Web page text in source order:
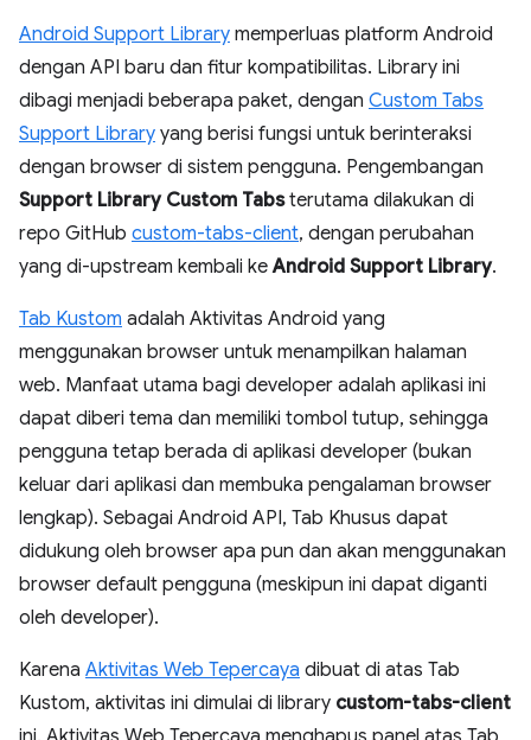
Android Support Library memperluas platform Android
dengan API baru dan fitur kompatibilitas. Library ini
dibagi menjadi beberapa paket, dengan Custom Tabs
Support Library yang berisi fungsi untuk berinteraksi
dengan browser di sistem pengguna. Pengembangan
Support Library Custom Tabsterutama dilakukan di
repo GitHub custom-tabs-client, dengan perubahan
yang di-upstream kembali keAndroid Support Library.
Tab Kustom adalah Aktivitas Android yang
menggunakan browser untuk menampilkan halaman
web. Manfaat utama bagi developer adalah aplikasi ini
dapat diberi tema dan memiliki tombol tutup, sehingga
pengguna tetap berada di aplikasi developer (bukan
keluar dari aplikasi dan membuka pengalaman browser
lengkap). Sebagai Android API, Tab Khusus dapat
didukung oleh browser apa pun dan akan menggunakan
browser default pengguna (meskipun ini dapat diganti
oleh developer).
Karena Aktivitas Web Tepercaya dibuat di atas Tab
Kustom, aktivitas ini dimulai di library custom-tabs-client